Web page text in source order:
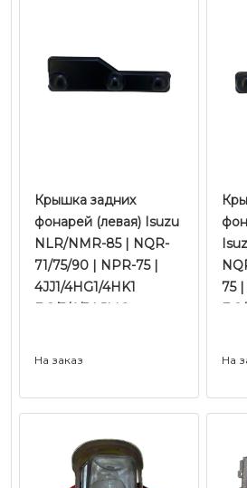
Крышка задних
фонарей (левая) Isuzu
NLR/NMR-85 | NQR-
71/75/90 | NPR-75 |
4JJ1/4HG1/4HK1
Е-2/3/4/5 | JMC
На заказ
75 |
Е-
На